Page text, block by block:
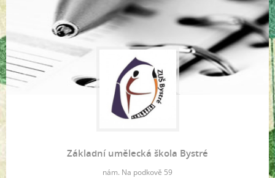
Základní umělecká škola Bystré
nám. Na podkově 59